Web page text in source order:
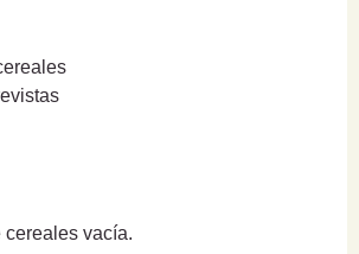
vacía.